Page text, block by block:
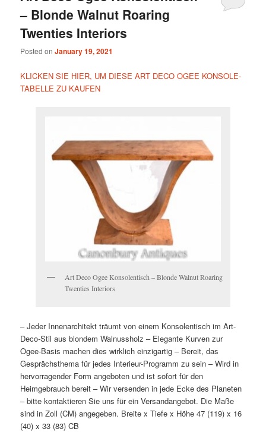
– Blonde Walnut Roaring
Twenties Interiors
Posted onJanuary 19, 2021
KLICKEN SIE HIER, UM DIESE ART DECO OGEE KONSOLE-
TABELLE ZU KAUFEN
Art Deco Ogee Konsolentisch – Blonde Walnut Roaring
Twenties Interiors
– Jeder Innenarchitekt träumt von einem Konsolentisch im Art-
Deco-Stil aus blondem Walnussholz – Elegante Kurven zur
Ogee-Basis machen dies wirklich einzigartig – Bereit, das
Gesprächsthema für jedes Interieur-Programm zu sein – Wird in
hervorragender Form angeboten und ist sofort für den
Heimgebrauch bereit – Wir versenden in jede Ecke des Planeten
– bitte kontaktieren Sie uns für ein Versandangebot. Die Maße
sind in Zoll (CM) angegeben. Breite x Tiefe x Höhe 47 (119) x 16
(40) x 33 (83) CB